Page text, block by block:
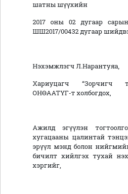
шатны шүүхийн
2017 оны 02 дугаар
ШШ2017/00432 дугаар
Нэхэмжлэгч Л.Нарантуяа,
Хариуцагч “Зорчигч
ОНӨААТҮГ-т холбогдох,
Ажилд эгүүлэн
хугацааны цалинтай
эрүүл мэнд болон
бичилт хийлгэх тухай
хэргийг,